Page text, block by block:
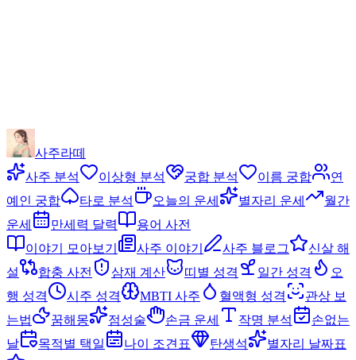
사주라떼
사주 분석
이상형 분석 궁합 분석 이름 궁합
연
예인 궁합
타로 분석 오늘의 운세 별자리 운세
월간
운세
만세력 달력
용어 사전
이야기 모아보기
사주 이야기 사주 블로그
신살 해
설
합충 사전 삼재 계산 띠별 성격 일간 성격
오
행 성격
시주 성격 MBTI 사주 혈액형 성격
관상 보
는법
꿈해몽 점성술 손금 운세 작명 분석
손없는
날
목적별 택일 나이 조견표 탄생석
별자리 날짜표